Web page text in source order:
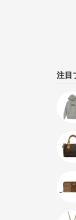
注目